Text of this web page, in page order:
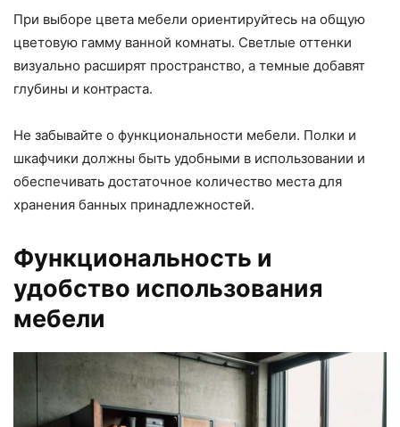
При выборе цвета мебели ориентируйтесь на общую
цветовую гамму ванной комнаты. Светлые оттенки
визуально расширят пространство, а темные добавят
глубины и контраста.
Не забывайте о функциональности мебели. Полки и
шкафчики должны быть удобными в использовании и
обеспечивать достаточное количество места для
хранения банных принадлежностей.
Функциональность и
удобство использования
мебели